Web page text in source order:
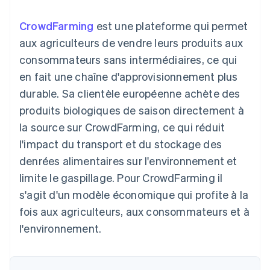
paiement
de 125 modes
de paiement
Terminal
personne
Authorization
Optimisation
des
Paiements
accélérés
comptables
Stripe Sigma
Rapports
personnalisés
Data Pipeline
Synchronisation
des données
Plus
Découvrez ce qui vous attend
Gestion financière
Plateformes
Par secteur d'activité
Entreprises d'IA
création
Jeux
loisirs
Assurances
Médias et
divertissements
Organismes à but non
lucratif
entreprises
Gérer les abonnements
facturation à
l’utilisation
Émettre des cartes qui
reposent sur les
cryptomonnaies
stables
Fournir et gérer des
services à l’aide
d’agents
Ressources
Intégrations
d'applications
Blog des développeurs
Entreprise
Feuille de route du
produit
Conférence annuelle de
Sessions
Carrières
Salle de presse
Stripe Press
Contact
Nous contacter
Devenir partenaire
CrowdFarming est une plateforme qui permet
aux agriculteurs de vendre leurs produits aux
consommateurs sans intermédiaires, ce qui
en fait une chaîne d'approvisionnement plus
durable. Sa clientèle européenne achète des
produits biologiques de saison directement à
la source sur CrowdFarming, ce qui réduit
l'impact du transport et du stockage des
denrées alimentaires sur l'environnement et
limite le gaspillage. Pour CrowdFarming il
s'agit d'un modèle économique qui profite à la
fois aux agriculteurs, aux consommateurs et à
l'environnement.